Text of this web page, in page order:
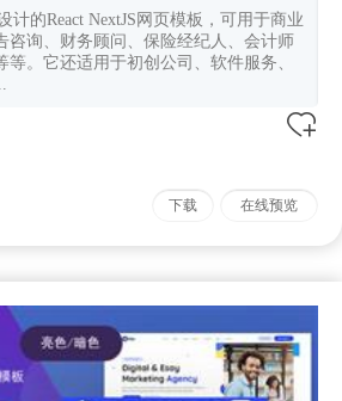
计的React NextJS网页模板，可用于商业
咨询、财务顾问、保险经纪人、会计师
等。它还适用于初创公司、软件服务、
下载 在线预览